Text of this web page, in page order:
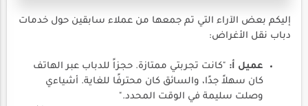
إليكم بعض الآراء التي تم جمعها من عملاء سابقين حول خدمات
دباب نقل الأغراض:
عميل أ: "كانت تجربتي ممتازة. حجزاً للدباب عبر الهاتف
كان سهلاً جدًا، والسائق كان محترفًا للغاية. أشياءي
وصلت سليمة في الوقت المحدد."